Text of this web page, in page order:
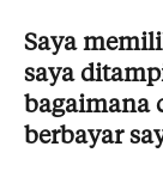
Saya
saya
bagaimana
berbayar